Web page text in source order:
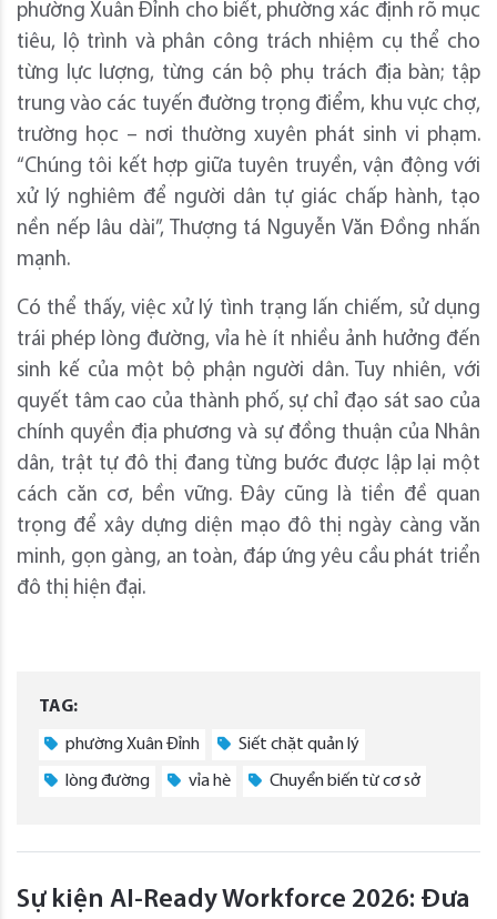
phường Xuân Đỉnh cho biết, phường xác định rõ mục
tiêu, lộ trình và phân công trách nhiệm cụ thể cho
từng lực lượng, từng cán bộ phụ trách địa bàn; tập
trung vào các tuyến đường trọng điểm, khu vực chợ,
trường học – nơi thường xuyên phát sinh vi phạm.
“Chúng tôi kết hợp giữa tuyên truyền, vận động với
xử lý nghiêm để người dân tự giác chấp hành, tạo
nền nếp lâu dài”, Thượng tá Nguyễn Văn Đồng nhấn
mạnh.
Có thể thấy, việc xử lý tình trạng lấn chiếm, sử dụng
trái phép lòng đường, vỉa hè ít nhiều ảnh hưởng đến
sinh kế của một bộ phận người dân. Tuy nhiên, với
quyết tâm cao của thành phố, sự chỉ đạo sát sao của
chính quyền địa phương và sự đồng thuận của Nhân
dân, trật tự đô thị đang từng bước được lập lại một
cách căn cơ, bền vững. Đây cũng là tiền đề quan
trọng để xây dựng diện mạo đô thị ngày càng văn
minh, gọn gàng, an toàn, đáp ứng yêu cầu phát triển
đô thị hiện đại.
TAG:
phường Xuân Đỉnh Siết chặt quản lý
lòng đường vỉa hè Chuyển biến từ cơ sở
Sự kiện AI-Ready Workforce 2026: Đưa